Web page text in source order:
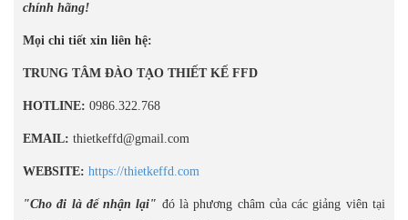
chính hãng!
Mọi chi tiết xin liên hệ:
TRUNG TÂM ĐÀO TẠO THIẾT KẾ FFD
HOTLINE: 0986.322.768
EMAIL: thietkeffd@gmail.com
WEBSITE: https://thietkeffd.com
"Cho đi là để nhận lại" đó là phương châm của các giảng viên tại